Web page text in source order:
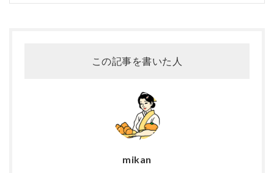
この記事を書いた人
mikan